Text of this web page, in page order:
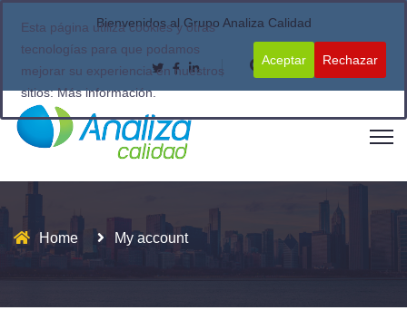
Bienvenidos al Grupo Analiza Calidad
Home My account
Esta página utiliza cookies y otras
tecnologías para que podamos
mejorar su experiencia en nuestros
sitios:Más información.
Aceptar Rechazar